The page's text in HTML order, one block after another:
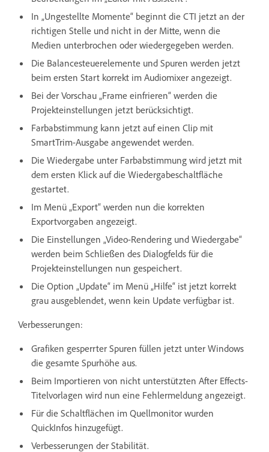
In „Ungestellte Momente“ beginnt die CTI jetzt an der
richtigen Stelle und nicht in der Mitte, wenn die
Medien unterbrochen oder wiedergegeben werden.
Die Balancesteuerelemente und Spuren werden jetzt
beim ersten Start korrekt im Audiomixer angezeigt.
Bei der Vorschau „Frame einfrieren“ werden die
Projekteinstellungen jetzt berücksichtigt.
Farbabstimmung kann jetzt auf einen Clip mit
SmartTrim-Ausgabe angewendet werden.
Die Wiedergabe unter Farbabstimmung wird jetzt mit
dem ersten Klick auf die Wiedergabeschaltfläche
gestartet.
Im Menü „Export“ werden nun die korrekten
Exportvorgaben angezeigt.
Die Einstellungen „Video-Rendering und Wiedergabe“
werden beim Schließen des Dialogfelds für die
Projekteinstellungen nun gespeichert.
Die Option „Update“ im Menü „Hilfe“ ist jetzt korrekt
grau ausgeblendet, wenn kein Update verfügbar ist.
Verbesserungen:
Grafiken gesperrter Spuren füllen jetzt unter Windows
die gesamte Spurhöhe aus.
Beim Importieren von nicht unterstützten After Effects-
Titelvorlagen wird nun eine Fehlermeldung angezeigt.
Für die Schaltflächen im Quellmonitor wurden
QuickInfos hinzugefügt.
Verbesserungen der Stabilität.